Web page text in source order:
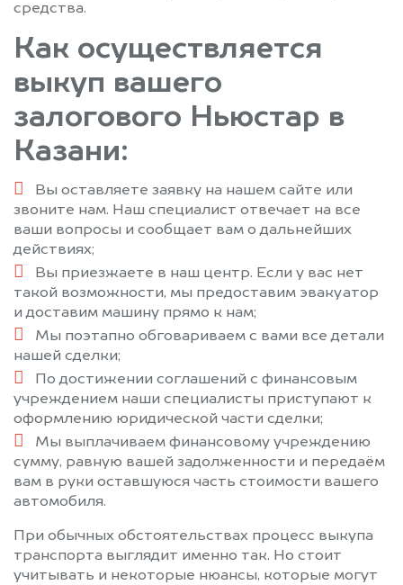
средства.
Как осуществляется
выкуп вашего
залогового Ньюстар в
Казани:
Вы оставляете заявку на нашем сайте или
звоните нам. Наш специалист отвечает на все
ваши вопросы и сообщает вам о дальнейших
действиях;
Вы приезжаете в наш центр. Если у вас нет
такой возможности, мы предоставим эвакуатор
и доставим машину прямо к нам;
Мы поэтапно обговариваем с вами все детали
нашей сделки;
По достижении соглашений с финансовым
учреждением наши специалисты приступают к
оформлению юридической части сделки;
Мы выплачиваем финансовому учреждению
сумму, равную вашей задолженности и передаём
вам в руки оставшуюся часть стоимости вашего
автомобиля.
При обычных обстоятельствах процесс выкупа
транспорта выглядит именно так. Но стоит
учитывать и некоторые нюансы, которые могут